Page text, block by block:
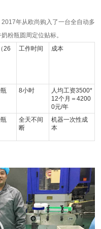
年从欧尚购入了一台全自动多
粉瓶圆周定位贴标。
26
工作时间 成本
8小时
人均工资3500*
12个月＝4200
0元/年
全天不间
断
机器一次性成
本